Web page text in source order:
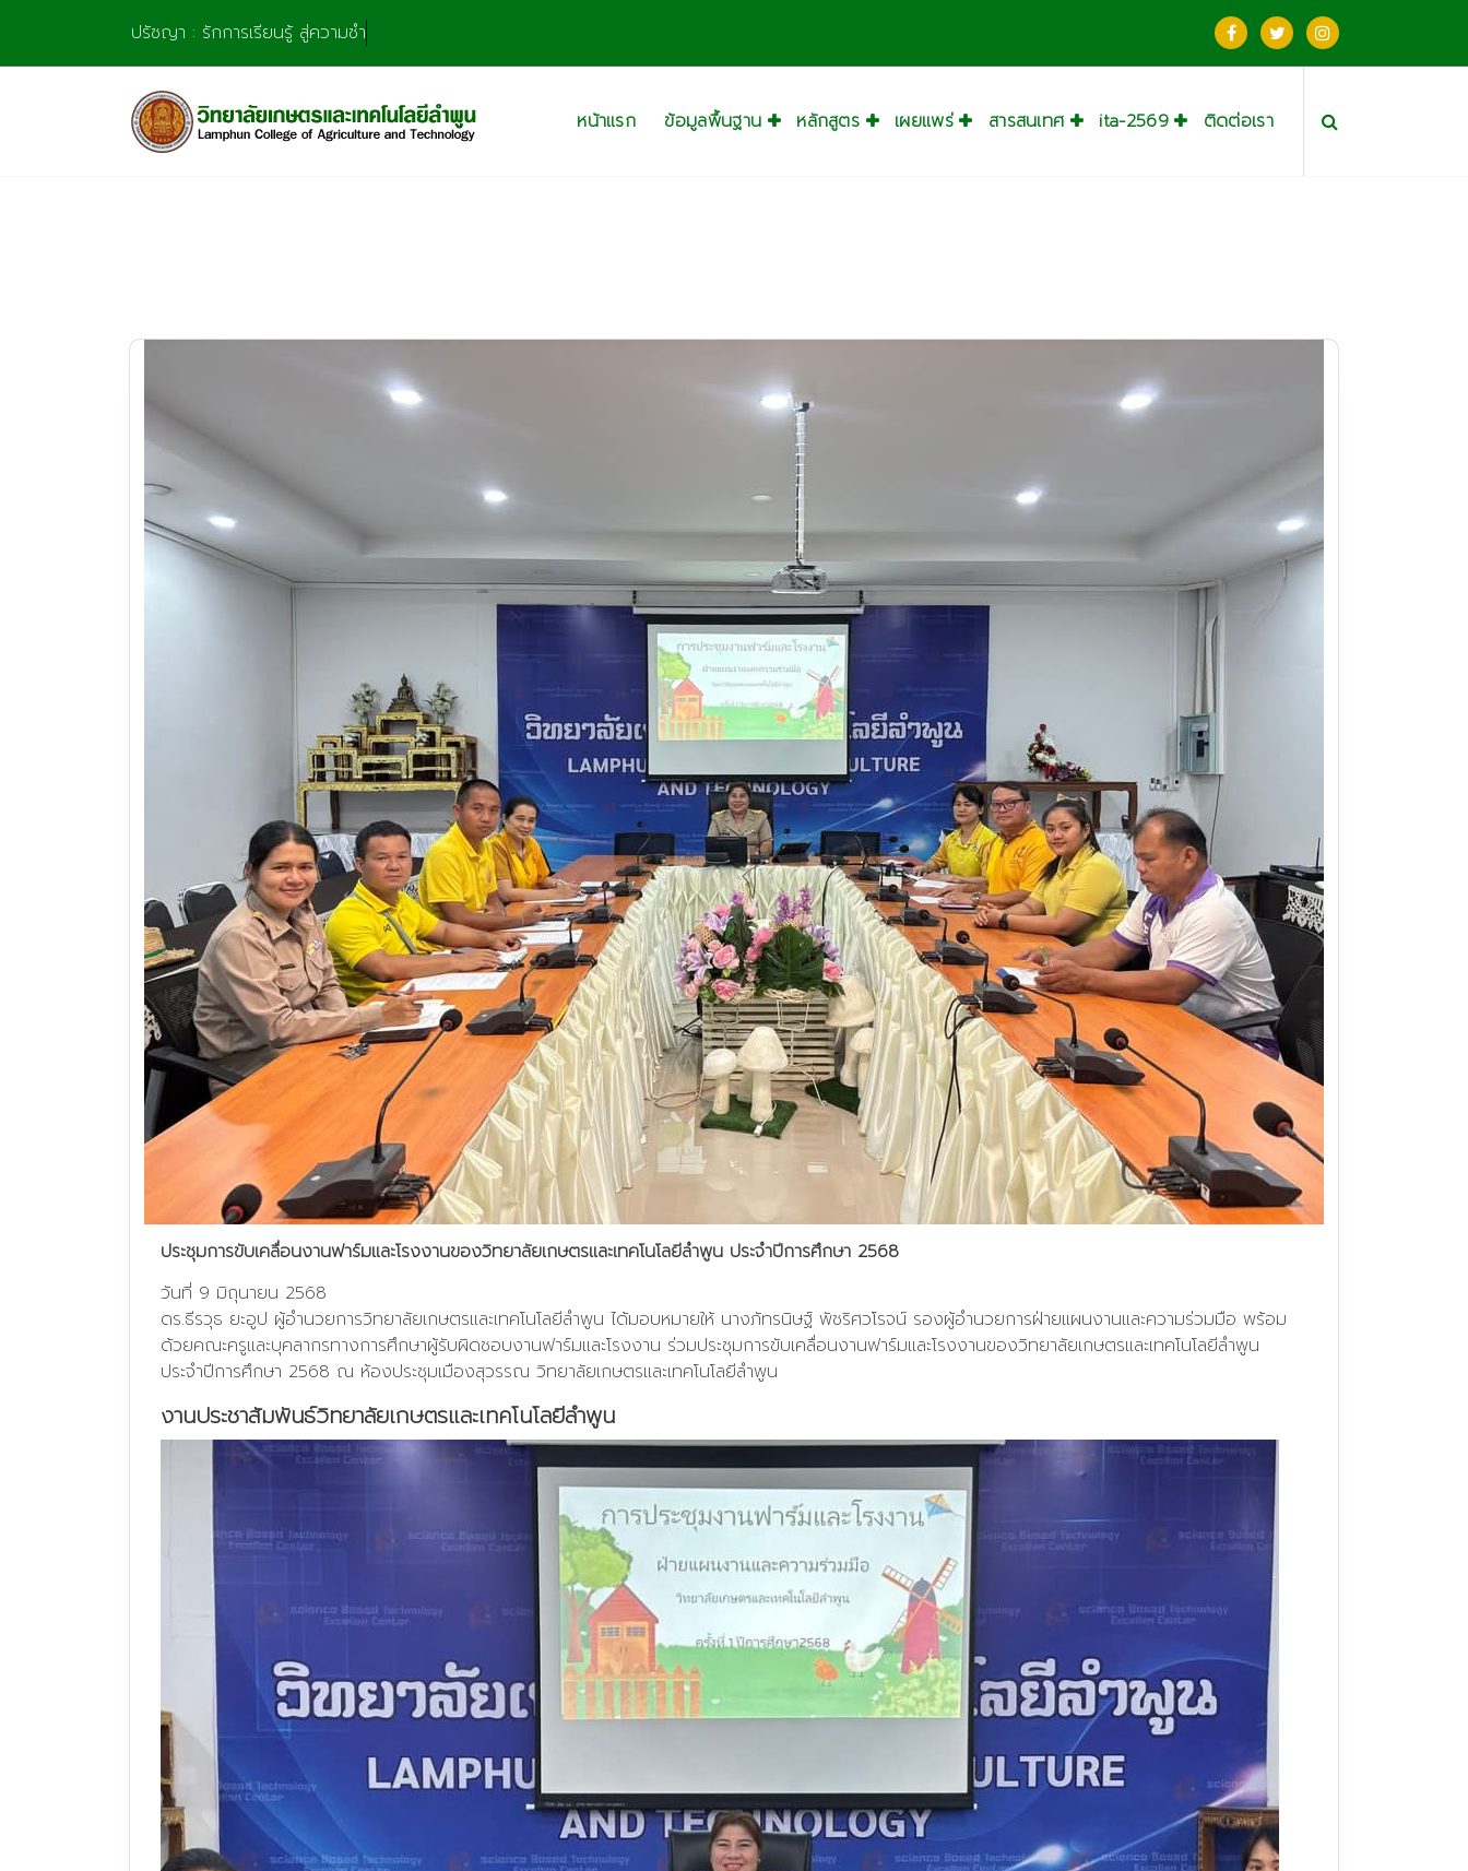
content
ปรัชญา : รักการเรียนรู้ สู่ความชำนาญ มุ่งการสร้
หน้าแรก ข้อมูลพื้นฐาน หลักสูตร เผยแพร่ สารสนเทศ ita-2569 ติดต่อเรา
ประชุมการขับเคลื่อนงานฟาร์มและโรงงานของวิทยาลัยเกษตรและเทคโนโลยีลำพูน ประจำปีการศึกษา 2568
วันที่ 9 มิถุนายน 2568
ดร.ธีรวุธ ยะอูป ผู้อำนวยการวิทยาลัยเกษตรและเทคโนโลยีลำพูน ได้มอบหมายให้ นางภัทรนิษฐ์ พัชริศวโรจน์ รองผู้อำนวยการฝ่ายแผนงานและความร่วมมือ พร้อม
ด้วยคณะครูและบุคลากรทางการศึกษาผู้รับผิดชอบงานฟาร์มและโรงงาน ร่วมประชุมการขับเคลื่อนงานฟาร์มและโรงงานของวิทยาลัยเกษตรและเทคโนโลยีลำพูน
ประจำปีการศึกษา 2568 ณ ห้องประชุมเมืองสุวรรณ วิทยาลัยเกษตรและเทคโนโลยีลำพูน
งานประชาสัมพันธ์วิทยาลัยเกษตรและเทคโนโลยีลำพูน